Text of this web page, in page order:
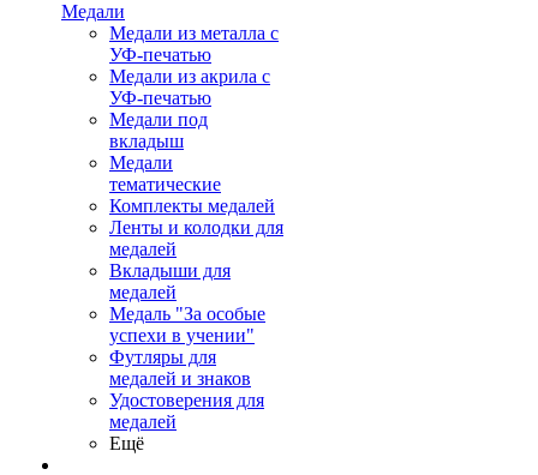
Медали
Медали из металла с
УФ-печатью
Медали из акрила с
УФ-печатью
Медали под
вкладыш
Медали
тематические
Комплекты медалей
Ленты и колодки для
медалей
Вкладыши для
медалей
Медаль "За особые
успехи в учении"
Футляры для
медалей и знаков
Удостоверения для
медалей
Ещё